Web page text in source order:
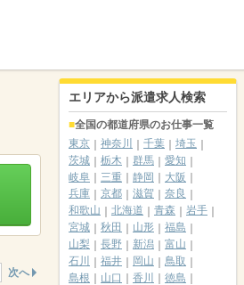
次へ
エリアから派遣求人検索
全国の都道府県のお仕事一覧
東京
神奈川 千葉
埼玉
茨城
栃木 群馬
愛知
岐阜
三重 静岡
大阪
兵庫
京都 滋賀
奈良
和歌山
北海道 青森
岩手
宮城
秋田 山形
福島
山梨
長野 新潟
富山
石川
福井 岡山
鳥取
島根
山口 香川
徳島